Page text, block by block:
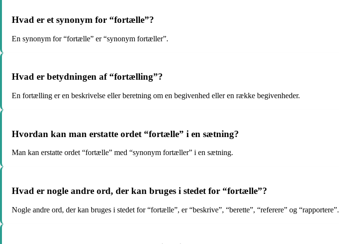
Hvad er et synonym for “fortælle”?
En synonym for “fortælle” er “synonym fortæller”.
Hvad er betydningen af “fortælling”?
En fortælling er en beskrivelse eller beretning om en begivenhed eller en række begivenheder.
Hvordan kan man erstatte ordet “fortælle” i en sætning?
Man kan erstatte ordet “fortælle” med “synonym fortæller” i en sætning.
Hvad er nogle andre ord, der kan bruges i stedet for “fortælle”?
Nogle andre ord, der kan bruges i stedet for “fortælle”, er “beskrive”, “berette”, “referere” og “rapportere”.